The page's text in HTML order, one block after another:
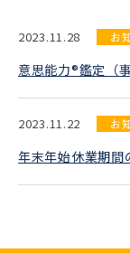
2023.11.28 お
意思能力®鑑定（
2023.11.22 お
年末年始休業期間